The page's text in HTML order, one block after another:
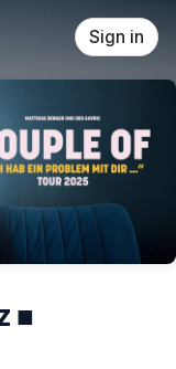
Sign in
■